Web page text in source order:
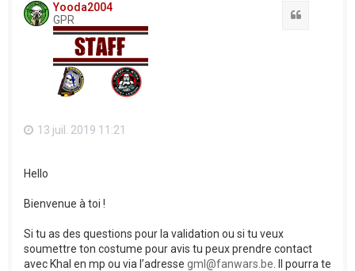
Yooda2004
GPR
13 juil. 2019 11:21
Hello
Bienvenue à toi !
Si tu as des questions pour la validation ou si tu veux
soumettre ton costume pour avis tu peux prendre contact
avec Khal en mp ou via l’adresse gml@fanwars.be . Il pourra te